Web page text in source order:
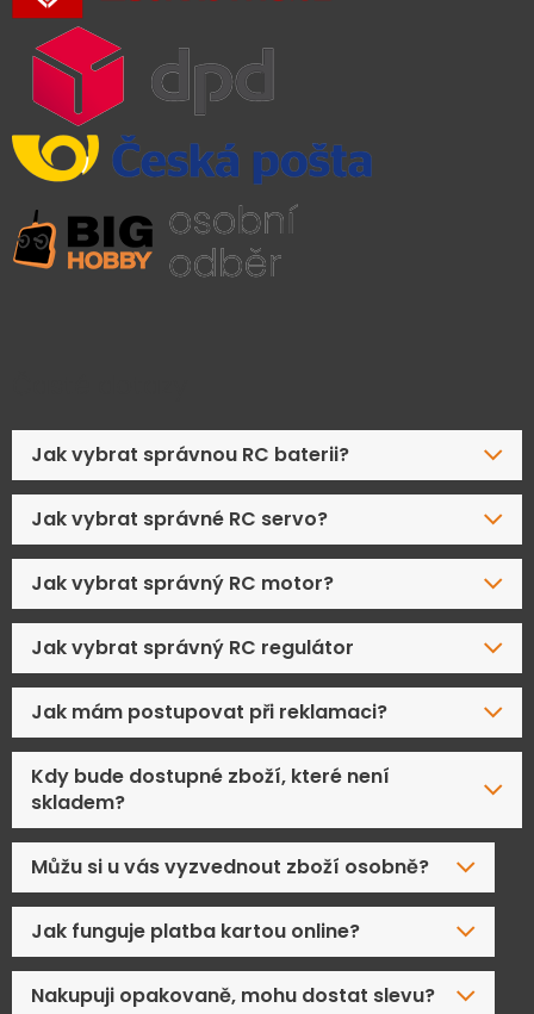
Jak vybrat správnou RC baterii?
Jak vybrat správné RC servo?
Jak vybrat správný RC motor?
Jak vybrat správný RC regulátor
Jak mám postupovat při reklamaci?
Kdy bude dostupné zboží, které není
skladem?
Můžu si u vás vyzvednout zboží osobně?
Jak funguje platba kartou online?
Nakupuji opakovaně, mohu dostat slevu?